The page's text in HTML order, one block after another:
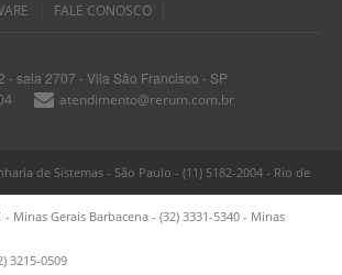
FALE CONOSCO
- sala 2707 - Vila São Francisco - SP
atendimento@rerum.com.br
de Sistemas - São Paulo - (11) 5182-2004 - Rio de
- Minas Gerais Barbacena - (32) 3331-5340 - Minas
3215-0509